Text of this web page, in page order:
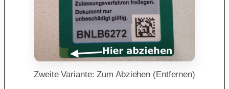
Zweite Variante: Zum Abziehen (Entfernen)